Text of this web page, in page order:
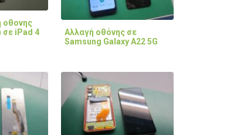
οθονης
iPad 4
Αλλαγή οθόνης σε
Samsung Galaxy A22 5G